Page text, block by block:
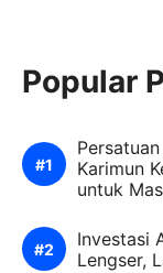
Popular
Karimun
untuk
Investasi
Lengser,